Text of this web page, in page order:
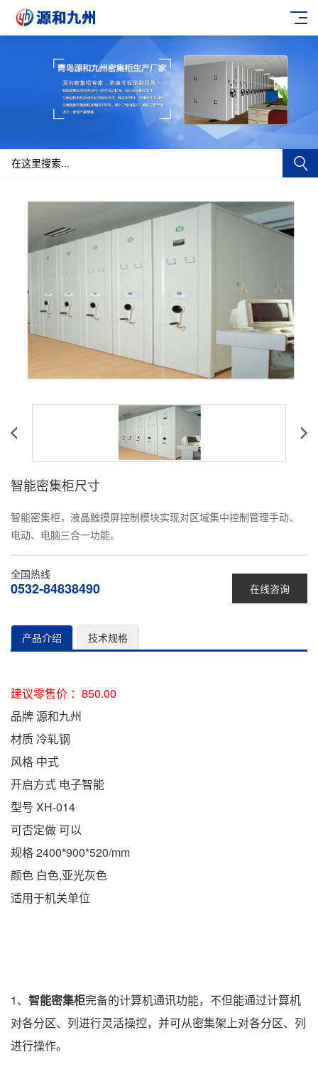
智能密集柜尺寸
智能密集柜，液晶触摸屏控制模块实现对区域集中控制管理手动、
电动、电脑三合一功能。
在线咨询
全国热线
0532-84838490
产品介绍 技术规格
建议零售价 ：850.00
品牌 源和九州
材质 冷轧钢
风格 中式
开启方式 电子智能
型号 XH-014
可否定做 可以
规格 2400*900*520/mm
颜色 白色,亚光灰色
适用于机关单位
1、 智能密集柜完备的计算机通讯功能，不但能通过计算机
对各分区、列进行灵活操控，并可从密集架上对各分区、列
进行操作。